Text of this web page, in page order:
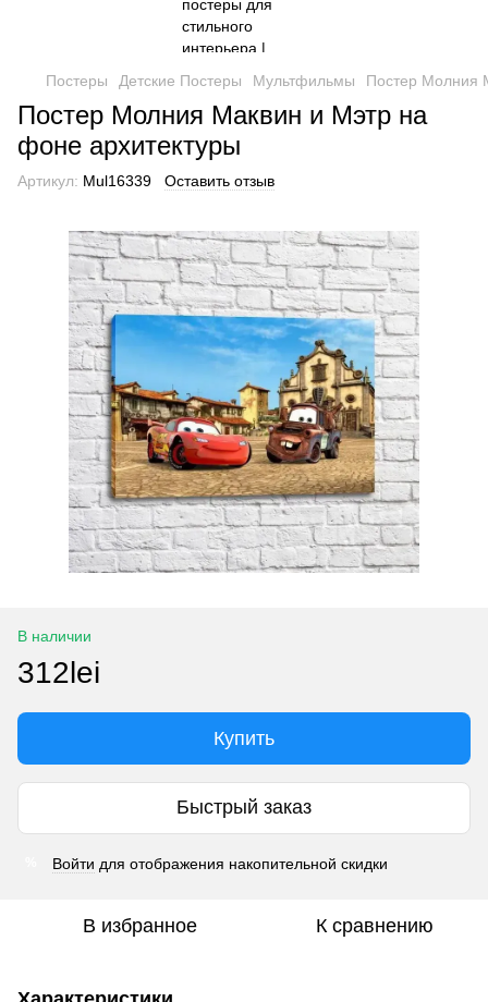
Постеры Детские Постеры Мультфильмы Постер Молния
Постер Молния Маквин и Мэтр на
фоне архитектуры
Артикул: Mul16339 Оставить отзыв
В наличии
312lei
Купить
Быстрый заказ
Войти для отображения накопительной скидки
В избранное К сравнению